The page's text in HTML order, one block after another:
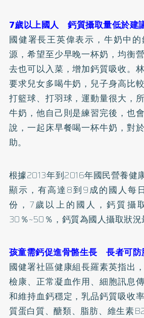
7歲以上國人 鈣質攝取量低於建
國健署長王英偉表示，牛奶中
源，希望至少早晚一杯奶，均衡
去也可以入菜，增加鈣質吸收。
要求兒女多喝牛奶，兒子身高比
打籃球、打羽球，運動量很大，
牛奶，他自己則是練習完後，也
說，一起床早餐喝一杯牛奶，對
助。
根據2013年到2016年國民營養健
顯示，有高達8到9成的國人每
份，7歲以上的國人，鈣質攝
30％~50％，鈣質為國人攝取狀況
孩童需鈣促進骨骼生長 長者可防
國健署社區健康組長羅素英指出
檢康、正常凝血作用、細胞訊息
和維持血鈣穩定，乳品鈣質吸收
質蛋白質、醣類、脂肪、維生素